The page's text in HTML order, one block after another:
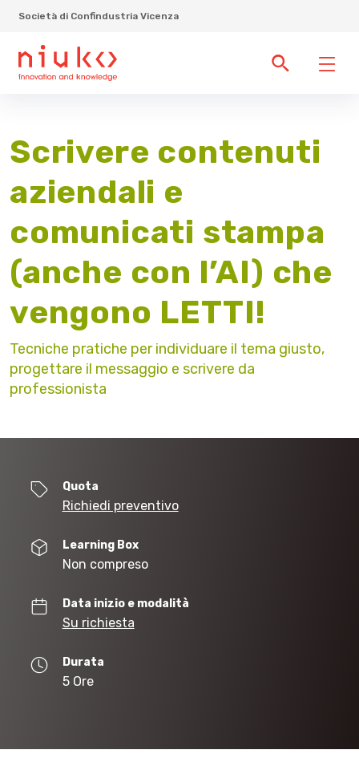
Società di Confindustria Vicenza
Scrivere contenuti
aziendali e
comunicati stampa
(anche con l’AI) che
vengono LETTI!
Tecniche pratiche per individuare il tema giusto,
progettare il messaggio e scrivere da
professionista
Quota
Richiedi preventivo
Learning Box
Non compreso
Data inizio e modalità
Su richiesta
Durata
5 Ore